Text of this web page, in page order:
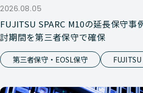
2026.08.05
FUJITSU SPARC M10の延長保守事
討期間を第三者保守で確保
第三者保守・EOSL保守 FUJITSU